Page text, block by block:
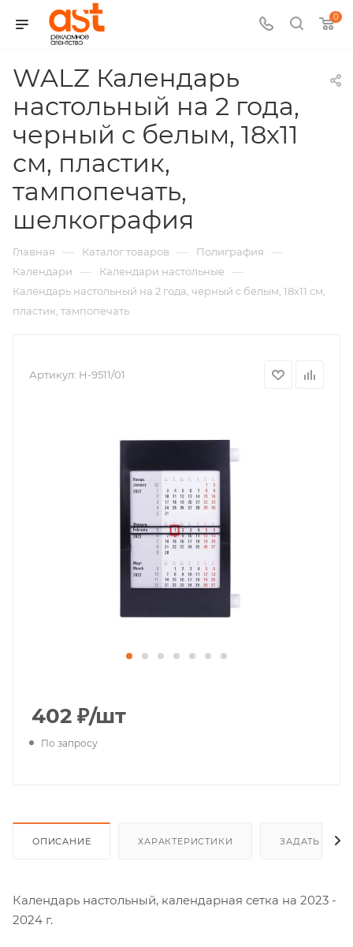
0
WALZ Календарь
настольный на 2 года,
черный с белым, 18х11
см, пластик,
тампопечать,
шелкография
арт.:
H-
9511/01
Главная — Каталог товаров — Полиграфия —
Календари — Календари настольные —
Календарь настольный на 2 года, черный с белым, 18х11 см,
пластик, тампопечать
Артикул: H-9511/01
402 ₽/шт
По запросу
ОПИСАНИЕ ХАРАКТЕРИСТИКИ ЗАДАТЬ
Календарь настольный, календарная сетка на 2023 -
2024 г.